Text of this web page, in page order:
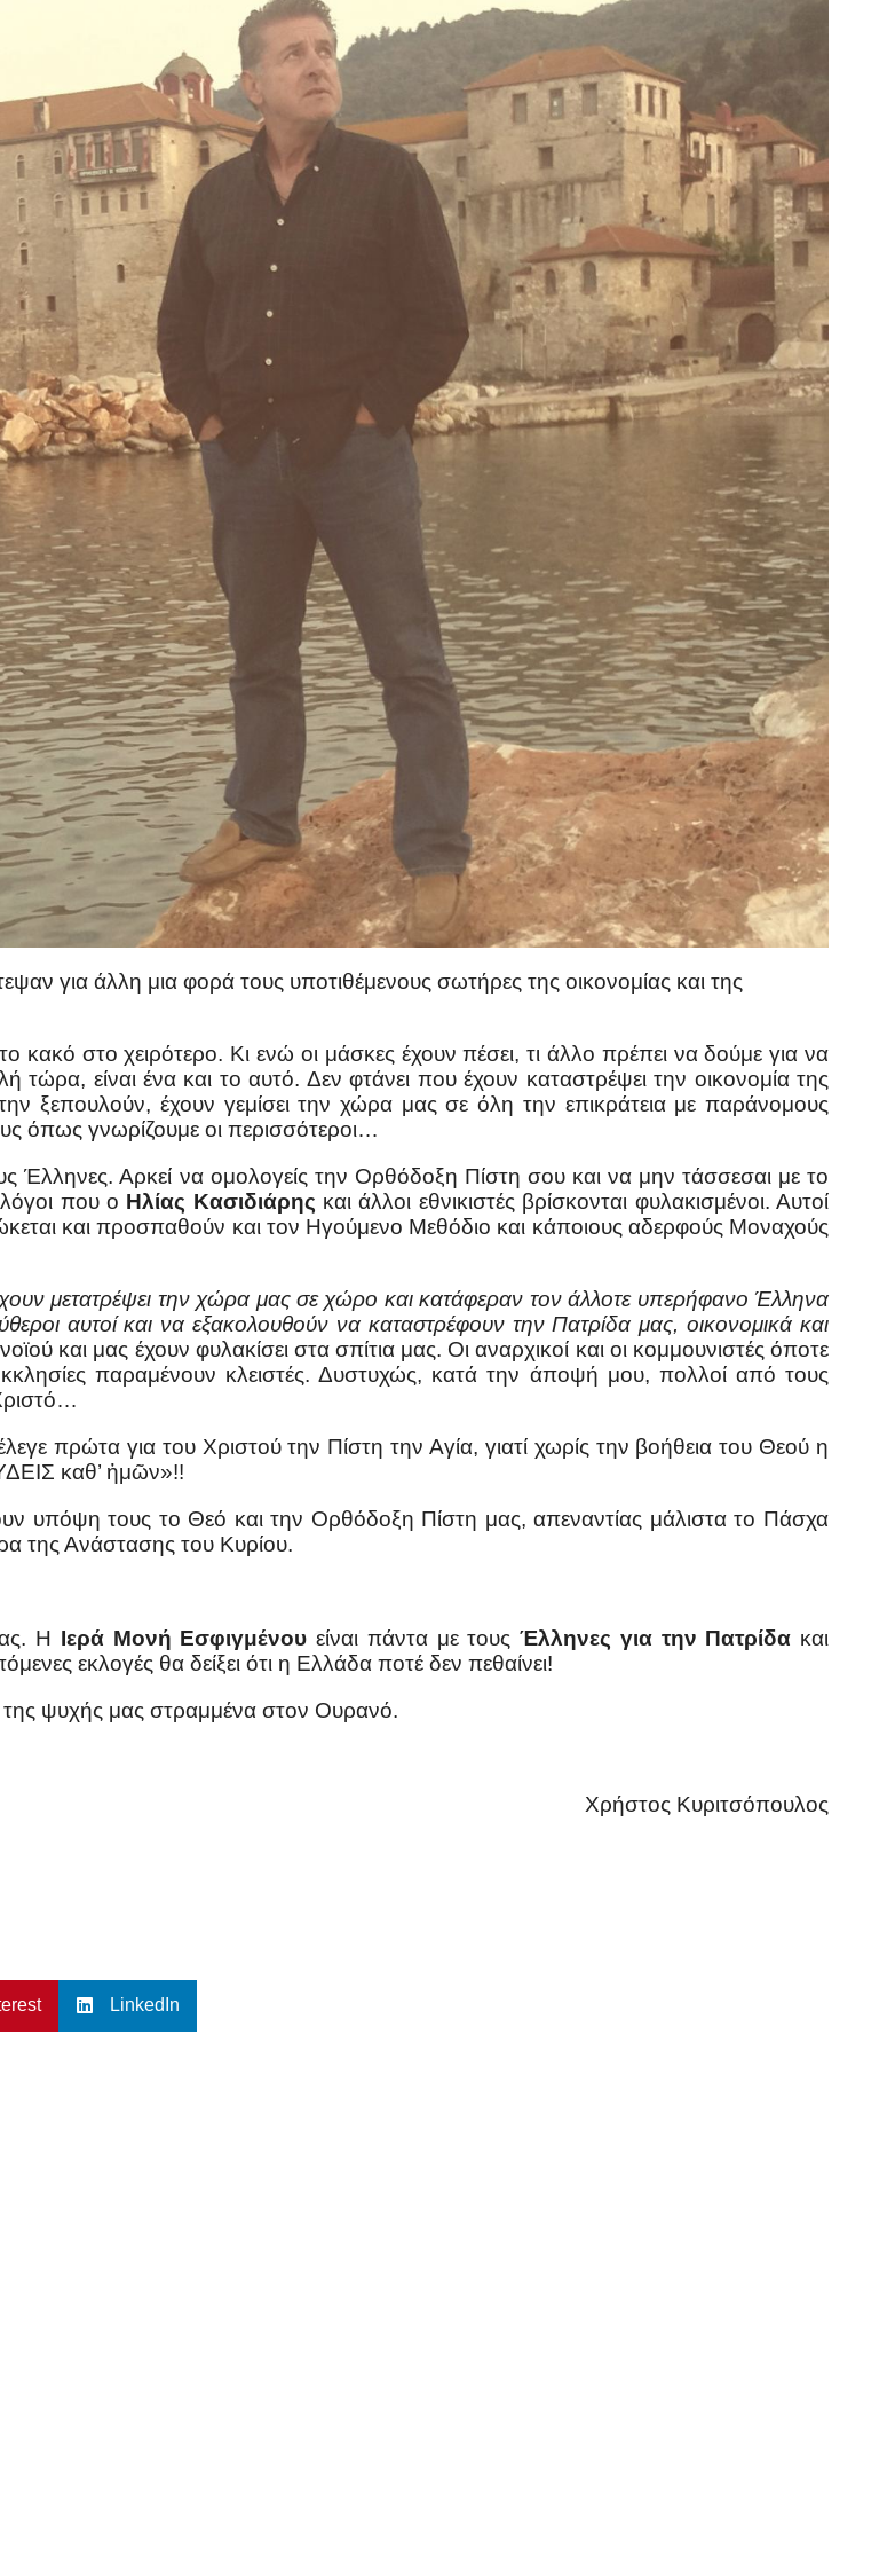
για άλλη μια φορά τους υποτιθέμενους σωτήρες της οικονομίας και της
κακό στο χειρότερο. Κι ενώ οι μάσκες έχουν πέσει, τι άλλο πρέπει να δούμε για να
είναι ένα και το αυτό. Δεν φτάνει που έχουν καταστρέψει την οικονομία της
ξεπουλούν, έχουν γεμίσει την χώρα μας σε όλη την επικράτεια με παράνομους
όπως γνωρίζουμε οι περισσότεροι…
Έλληνες. Αρκεί να ομολογείς την Ορθόδοξη Πίστη σου και να μην τάσσεσαι με το
λόγοι που ο Ηλίας Κασιδιάρης και άλλοι εθνικιστές βρίσκονται φυλακισμένοι. Αυτοί
και προσπαθούν και τον Ηγούμενο Μεθόδιο και κάποιους αδερφούς Μοναχούς
μετατρέψει την χώρα μας σε χώρο και κατάφεραν τον άλλοτε υπερήφανο Έλληνα
αυτοί και να εξακολουθούν να καταστρέφουν την Πατρίδα μας, οικονομικά και
και μας έχουν φυλακίσει στα σπίτια μας. Οι αναρχικοί και οι κομμουνιστές όποτε
παραμένουν κλειστές. Δυστυχώς, κατά την άποψή μου, πολλοί από τους
πρώτα για του Χριστού την Πίστη την Αγία, γιατί χωρίς την βοήθεια του Θεού η
καθ’ ἡμῶν»!!
υπόψη τους το Θεό και την Ορθόδοξη Πίστη μας, απεναντίας μάλιστα το Πάσχα
της Ανάστασης του Κυρίου.
Η Ιερά Μονή Εσφιγμένουείναι πάντα με τουςΈλληνες για την Πατρίδα και
εκλογές θα δείξει ότι η Ελλάδα ποτέ δεν πεθαίνει!
της ψυχής μας στραμμένα στον Ουρανό.
Χρήστος Κυριτσόπουλος
LinkedIn